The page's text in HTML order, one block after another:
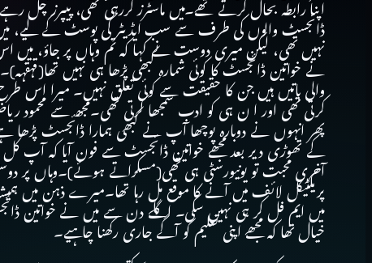
اپنا رابطہ بحال کرتے تھے۔میں ماسٹرز کررہی تھی، پیپرز چل رہے
ڈائجسٹ والوں کی طرف سے سب ایڈیٹر کی پوسٹ کے لیے، میں
نہیں تھی، لیکن میری دوست نے کہا کہ تم وہاں پر جاؤ، میں
نے خواتین ڈائجسٹ کا کوئی شمارہ کبھی پڑھا ہی نہیں
کرتی تھی اور ا ن ہی کو ادب سمجھا کرتی تھی۔مجھ سے محمود
پھر انہوں نے دوبارہ پوچھا آپ نے کبھی ہمارا ڈائجسٹ پڑھا
کے تھوڑی دیر بعد مجھے خواتین ڈائجسٹ سے فون آیا کہ آپ
آخری محبت تو یونیورسٹی ہی تھی(مسکراتے ہوئے)۔وہاں پر
پریکٹیکل لائف میں آنے کا موقع مل رہا تھا۔میرے ذہن میں
میں ایم فل کر ہی نہیں سکی۔ اگلے دن سے میں نے خواتین
خیال تھا کہ مجھے اپنی تعلیم کو آگے جاری رکھنا چاہیے۔